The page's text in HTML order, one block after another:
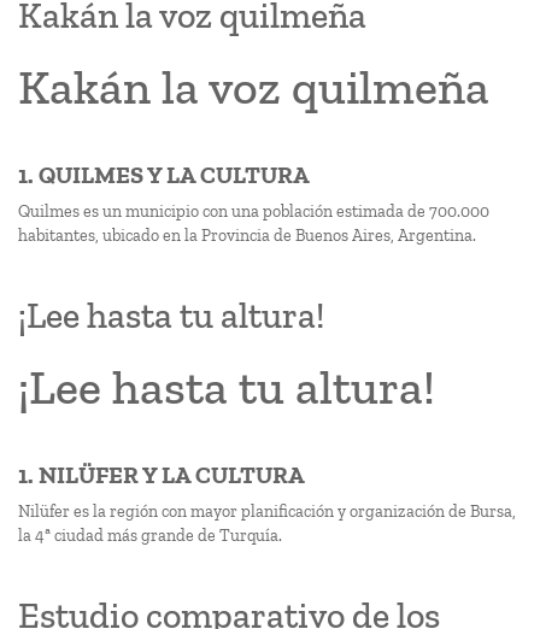
Kakán la voz quilmeña
Kakán la voz quilmeña
1. QUILMES Y LA CULTURA
Quilmes es un municipio con una población estimada de 700.000
habitantes, ubicado en la Provincia de Buenos Aires, Argentina.
¡Lee hasta tu altura!
¡Lee hasta tu altura!
1. NILÜFER Y LA CULTURA
Nilüfer es la región con mayor planificación y organización de Bursa,
la 4ª ciudad más grande de Turquía.
Estudio comparativo de los